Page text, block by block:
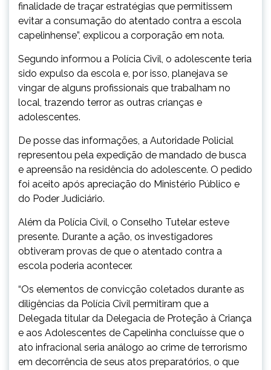
finalidade de traçar estratégias que permitissem
evitar a consumação do atentado contra a escola
capelinhense”, explicou a corporação em nota.
Segundo informou a Polícia Civil, o adolescente teria
sido expulso da escola e, por isso, planejava se
vingar de alguns profissionais que trabalham no
local, trazendo terror as outras crianças e
adolescentes.
De posse das informações, a Autoridade Policial
representou pela expedição de mandado de busca
e apreensão na residência do adolescente. O pedido
foi aceito após apreciação do Ministério Público e
do Poder Judiciário.
Além da Polícia Civil, o Conselho Tutelar esteve
presente. Durante a ação, os investigadores
obtiveram provas de que o atentado contra a
escola poderia acontecer.
“Os elementos de convicção coletados durante as
diligências da Polícia Civil permitiram que a
Delegada titular da Delegacia de Proteção à Criança
e aos Adolescentes de Capelinha concluísse que o
ato infracional seria análogo ao crime de terrorismo
em decorrência de seus atos preparatórios, o que